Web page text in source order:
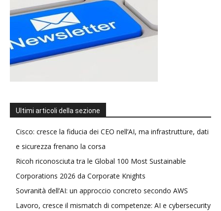
Ultimi articoli della sezione
Cisco: cresce la fiducia dei CEO nell’AI, ma infrastrutture, dati
e sicurezza frenano la corsa
Ricoh riconosciuta tra le Global 100 Most Sustainable
Corporations 2026 da Corporate Knights
Sovranità dell’AI: un approccio concreto secondo AWS
Lavoro, cresce il mismatch di competenze: AI e cybersecurity